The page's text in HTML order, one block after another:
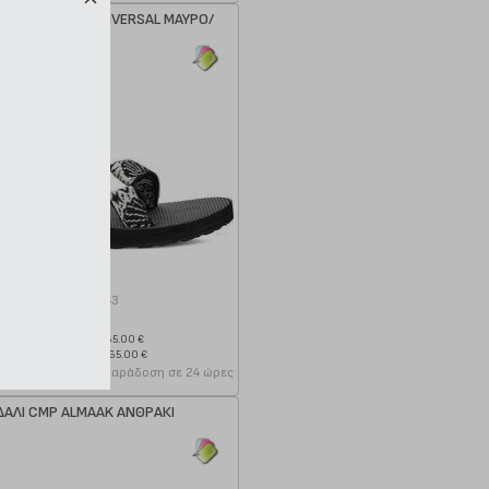
ORIGINAL UNIVERSAL ΜΑΥΡΟ/
138165143
Ελάχιστη 30 ημερών 65.00 €
Προτεινόμενη λιανική 65.00 €
Παράδοση σε 24 ώρες
CMP ALMAAK ΑΝΘΡΑΚΙ